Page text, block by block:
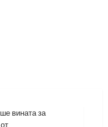
вината за